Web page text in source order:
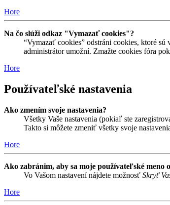
Hore
Na čo slúži odkaz "Vymazať cookies"?
“Vymazať cookies” odstráni cookies, ktoré
administrátor umožní. Zmažte cookies fóra
Hore
Používateľské nastavenia
Ako zmením svoje nastavenia?
Všetky Vaše nastavenia (pokiaľ ste
Takto si môžete zmeniť všetky svoje
Hore
Ako zabránim, aby sa moje používateľské meno
Vo Vašom nastavení nájdete možnosť Skryť
Hore